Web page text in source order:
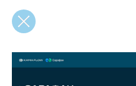
вернуться